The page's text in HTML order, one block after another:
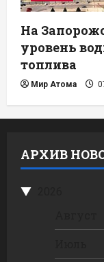
На
уровень
топлива
Мир Атома
АРХИВ